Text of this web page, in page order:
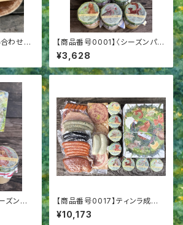
わせの
詰合
【商品番号0001】〈シーズンパッ
ケージ8〉成城プリン8個詰合
せ
¥3,628
ズンパッ
詰合
【商品番号0017】ティンラ成城
ご馳走便
¥10,173